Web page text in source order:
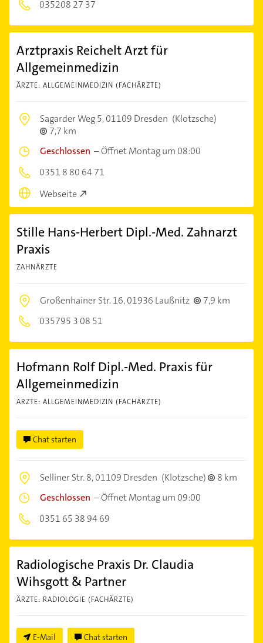
035208 27 37
Arztpraxis Reichelt Arzt für
Allgemeinmedizin
ÄRZTE: ALLGEMEINMEDIZIN (FACHÄRZTE)
Sagarder Weg 5,01109 Dresden (Klotzsche)
7,7 km
Geschlossen –Öffnet Montag um 08:00
0351 8 80 64 71
Webseite
Stille Hans-Herbert Dipl.-Med. Zahnarzt
Praxis
ZAHNÄRZTE
Großenhainer Str. 16,01936 Laußnitz
7,9 km
035795 3 08 51
Hofmann Rolf Dipl.-Med. Praxis für
Allgemeinmedizin
ÄRZTE: ALLGEMEINMEDIZIN (FACHÄRZTE)
Chat starten
Selliner Str. 8,01109 Dresden (Klotzsche)
8 km
Geschlossen –Öffnet Montag um 09:00
0351 65 38 94 69
Radiologische Praxis Dr. Claudia
Wihsgott & Partner
ÄRZTE: RADIOLOGIE (FACHÄRZTE)
E-Mail Chat starten